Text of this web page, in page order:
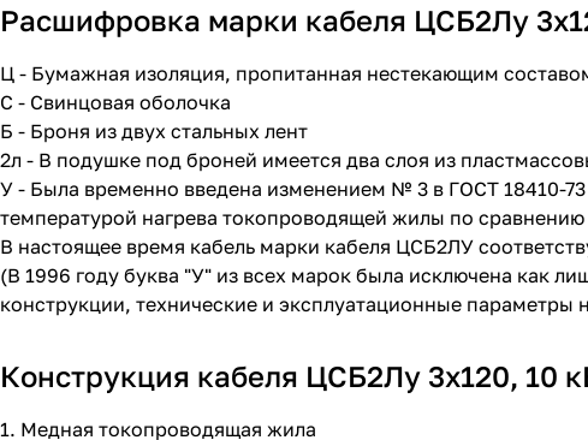
Расшифровка марки кабеля ЦСБ2Лу
Ц - Бумажная изоляция, пропитанная нестекающим
С - Свинцовая оболочка
Б - Броня из двух стальных лент
2л - В подушке под броней имеется два слоя из
У - Была временно введена изменением № 3 в ГОСТ 18410-
температурой нагрева токопроводящей жилы по
В настоящее время кабель марки кабеля ЦСБ2ЛУ
(В 1996 году буква "У" из всех марок была исключена как
конструкции, технические и эксплуатационные параметры
Конструкция кабеля ЦСБ2Лу 3х120, 10
1. Медная токопроводящая жила